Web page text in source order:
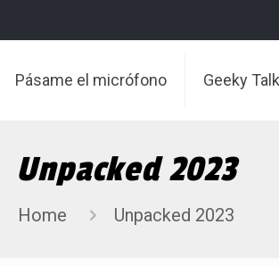
Pásame el micrófono Geeky
Unpacked 2023
Home Unpacked 2023